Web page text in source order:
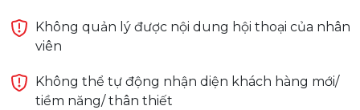
Không quản lý được nội dung hội thoại của nhân
viên
Không thể tự động nhận diện khách hàng mới/
tiềm năng/ thân thiết